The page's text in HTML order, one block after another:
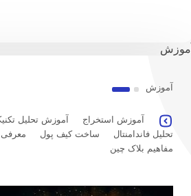
آموزش
آموزش
آموزش استخراج آموزش تحلیل
تحلیل فاندامنتال
ساخت کیف پول معرفی
مفاهیم بلاک چین